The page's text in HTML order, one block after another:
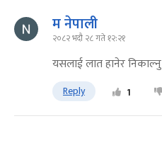
म नेपाली
२०८२ भदौ २८ गते १२:२१
यसलाई लात हानेर निकाल्नु
Reply 1